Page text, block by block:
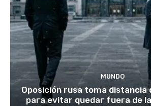
MUNDO
Oposición rusa toma distancia
para evitar quedar fuera de